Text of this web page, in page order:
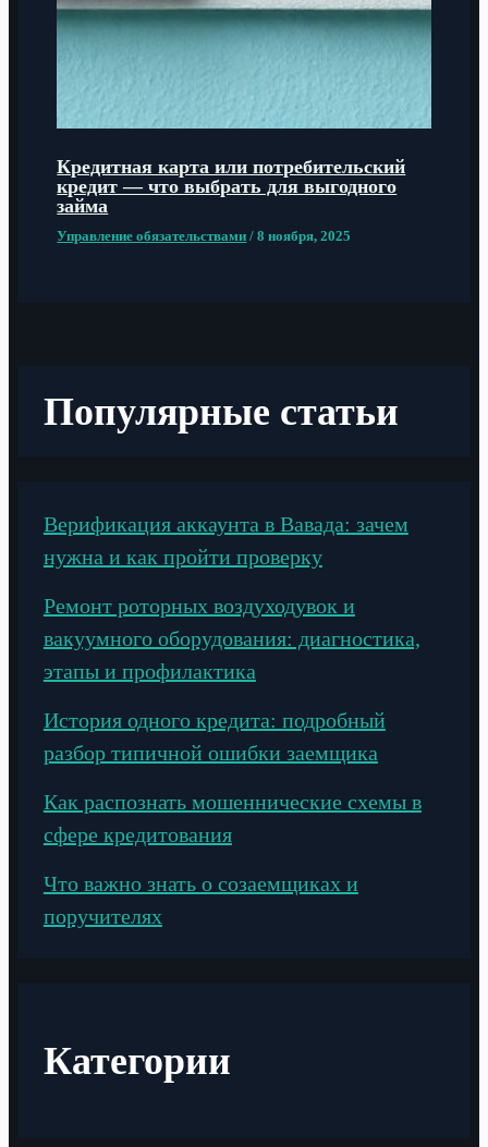
Кредитная карта или потребительский
кредит — что выбрать для выгодного
займа
Управление обязательствами /8 ноября, 2025
Популярные статьи
Верификация аккаунта в Вавада: зачем
нужна и как пройти проверку
Ремонт роторных воздуходувок и
вакуумного оборудования: диагностика,
этапы и профилактика
История одного кредита: подробный
разбор типичной ошибки заемщика
Как распознать мошеннические схемы в
сфере кредитования
Что важно знать о созаемщиках и
поручителях
Категории